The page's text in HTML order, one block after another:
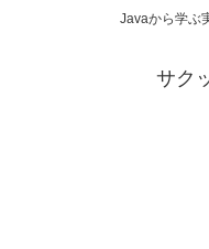
Javaから学ぶ
サク